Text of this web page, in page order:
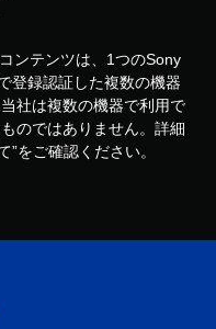
ンテンツは、1つのSony
登録認証した複数の機器
社は複数の機器で利用で
のではありません。詳細
”をご確認ください。